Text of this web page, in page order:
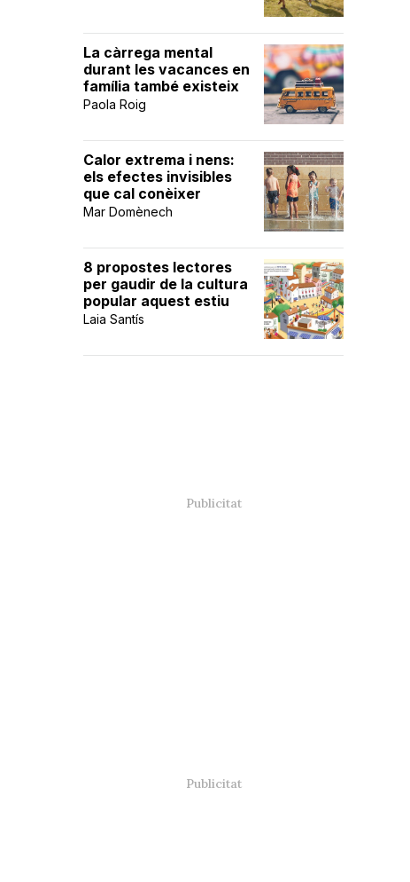
La càrrega mental
durant les vacances en
família també existeix
Paola Roig
Calor extrema i nens:
els efectes invisibles
que cal conèixer
Mar Domènech
8 propostes lectores
per gaudir de la cultura
popular aquest estiu
Laia Santís